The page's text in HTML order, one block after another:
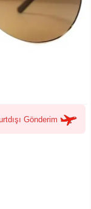
Gönderim